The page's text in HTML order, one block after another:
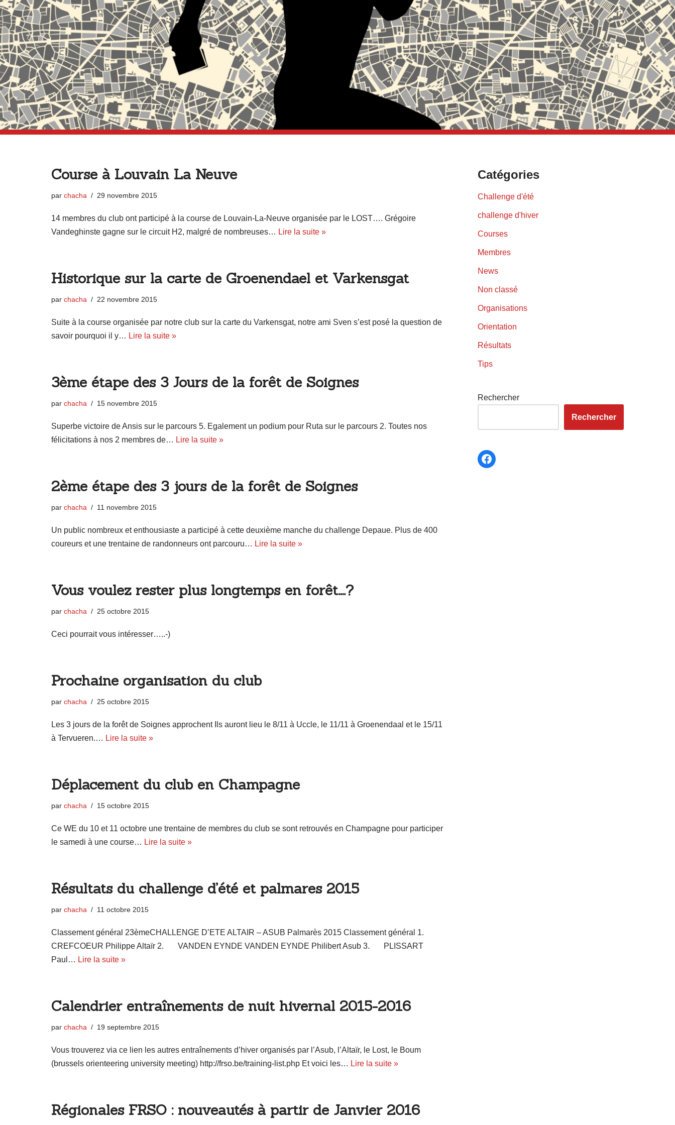
Course à Louvain La Neuve
par chacha 29 novembre 2015
14 membres du club ont participé à la course de Louvain-La-Neuve organisée par le LOST…. Grégoire
Vandeghinste gagne sur le circuit H2, malgré de nombreuses… Lire la suite »
Historique sur la carte de Groenendael et Varkensgat
par chacha 22 novembre 2015
Suite à la course organisée par notre club sur la carte du Varkensgat, notre ami Sven s’est posé la question de
savoir pourquoi il y… Lire la suite »
3ème étape des 3 Jours de la forêt de Soignes
par chacha 15 novembre 2015
Superbe victoire de Ansis sur le parcours 5. Egalement un podium pour Ruta sur le parcours 2. Toutes nos
félicitations à nos 2 membres de… Lire la suite »
2ème étape des 3 jours de la forêt de Soignes
par chacha 11 novembre 2015
Un public nombreux et enthousiaste a participé à cette deuxième manche du challenge Depaue. Plus de 400
coureurs et une trentaine de randonneurs ont parcouru… Lire la suite »
Vous voulez rester plus longtemps en forêt….?
par chacha 25 octobre 2015
Ceci pourrait vous intéresser…..-)
Prochaine organisation du club
par chacha 25 octobre 2015
Les 3 jours de la forêt de Soignes approchent Ils auront lieu le 8/11 à Uccle, le 11/11 à Groenendaal et le 15/11
à Tervueren.… Lire la suite »
Déplacement du club en Champagne
par chacha 15 octobre 2015
Ce WE du 10 et 11 octobre une trentaine de membres du club se sont retrouvés en Champagne pour participer
le samedi à une course… Lire la suite »
Résultats du challenge d’été et palmares 2015
par chacha 11 octobre 2015
Classement général 23èmeCHALLENGE D’ETE ALTAIR – ASUB Palmarès 2015 Classement général 1.
CREFCOEUR Philippe Altaïr 2. VANDEN EYNDE VANDEN EYNDE Philibert Asub 3. PLISSART
Paul… Lire la suite »
Calendrier entraînements de nuit hivernal 2015-2016
par chacha 19 septembre 2015
Vous trouverez via ce lien les autres entraînements d’hiver organisés par l’Asub, l’Altaïr, le Lost, le Boum
(brussels orienteering university meeting) http://frso.be/training-list.php Et voici les… Lire la suite »
Régionales FRSO : nouveautés à partir de Janvier 2016
Catégories
Challenge d'été
challenge d'hiver
Courses
Membres
News
Non classé
Organisations
Orientation
Résultats
Tips
Rechercher
Rechercher